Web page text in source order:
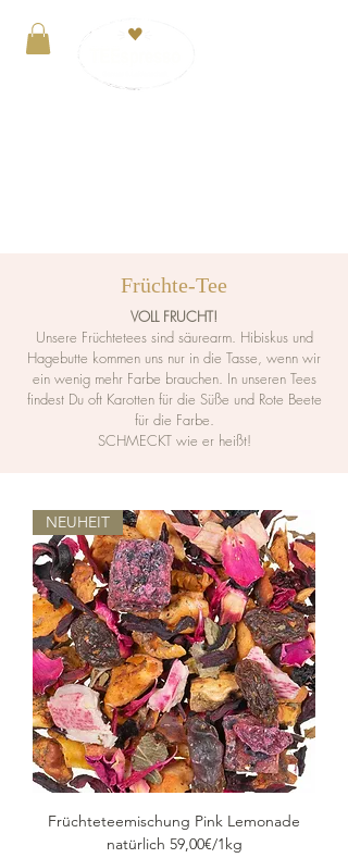
Früchte-Tee
VOLL FRUCHT!
Unsere Früchtetees sind säurearm. Hibiskus und
Hagebutte kommen uns nur in die Tasse, wenn wir
ein wenig mehr Farbe brauchen. In unseren Tees
findest Du oft Karotten für die Süße und Rote Beete
für die Farbe.
SCHMECKT wie er heißt!
NEUHEIT
Früchteteemischung Pink Lemonade
natürlich 59,00€/1kg